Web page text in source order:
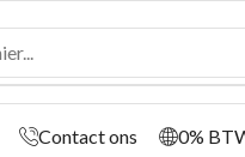
Contact ons 0%